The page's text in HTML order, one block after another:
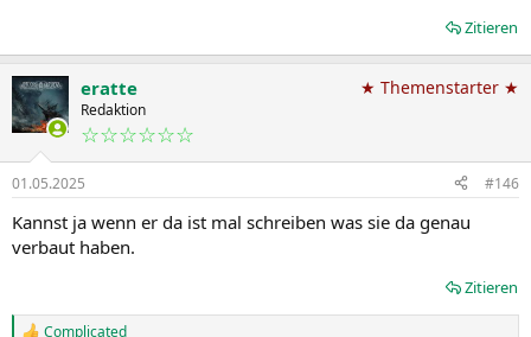
Zitieren
eratte
Redaktion
☆☆☆☆☆☆
★ Themenstarter ★
01.05.2025 #146
Kannst ja wenn er da ist mal schreiben was sie da genau
verbaut haben.
Zitieren
Complicated